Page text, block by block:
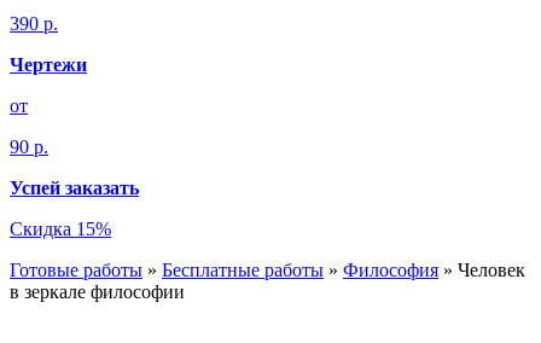
390 р.
Чертежи
от
90 р.
Успей заказать
Скидка 15%
Готовые работы » Бесплатные работы » Философия » Человек
в зеркале философии